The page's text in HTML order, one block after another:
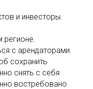
и инвесторы.
с арендаторами.
сохранить
снять с себя
востребовано